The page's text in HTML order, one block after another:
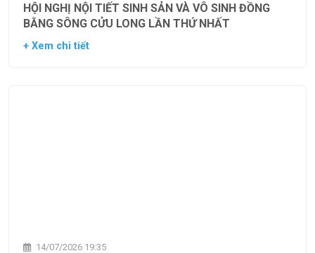
HỘI NGHỊ NỘI TIẾT SINH SẢN VÀ VÔ SINH ĐỒNG
BẰNG SÔNG CỬU LONG LẦN THỨ NHẤT
+ Xem chi tiết
14/07/2026 19:35